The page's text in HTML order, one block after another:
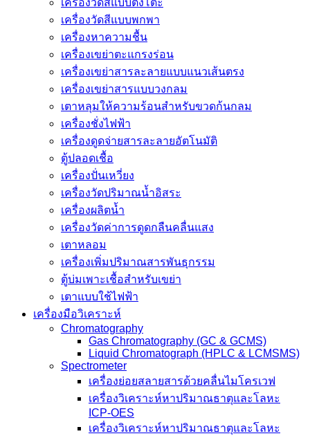
เครื่องวัดสีแบบตั้งโต๊ะ
เครื่องวัดสีแบบพกพา
เครื่องหาความชื้น
เครื่องเขย่าตะแกรงร่อน
เครื่องเขย่าสารละลายแบบแนวเส้นตรง
เครื่องเขย่าสารแบบวงกลม
เตาหลุมให้ความร้อนสำหรับขวดก้นกลม
เครื่องชั่งไฟฟ้า
เครื่องดูดจ่ายสารละลายอัตโนมัติ
ตู้ปลอดเชื้อ
เครื่องปั่นเหวี่ยง
เครื่องวัดปริมาณน้ำอิสระ
เครื่องผลิตน้ำ
เครื่องวัดค่าการดูดกลืนคลื่นแสง
เตาหลอม
เครื่องเพิ่มปริมาณสารพันธุกรรม
ตู้บ่มเพาะเชื้อสำหรับเขย่า
เตาแบบใช้ไฟฟ้า
เครื่องมือวิเคราะห์
Chromatography
Gas Chromatography (GC & GCMS)
Liquid Chromatograph (HPLC & LCMSMS)
Spectrometer
เครื่องย่อยสลายสารด้วยคลื่นไมโครเวฟ
เครื่องวิเคราะห์หาปริมาณธาตุและโลหะ
ICP-OES
เครื่องวิเคราะห์หาปริมาณธาตุและโลหะ